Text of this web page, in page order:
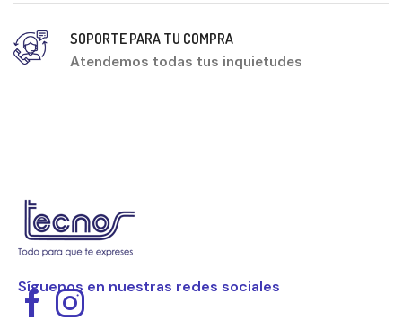
SOPORTE PARA TU COMPRA
Atendemos todas tus inquietudes
Síguenos en nuestras redes sociales